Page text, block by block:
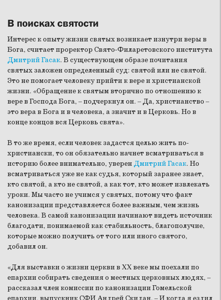
В поисках святости
Интерес к опыту жизни святых возникает изнутри веры в
Бога, считает проректор Свято-Филаретовского института
Дмитрий Гасак. В существующем образе почитания
святых заложен определенный суд: святой или не святой.
Это не помогает человеку прийти к вере и христианской
жизни. «Обращение к святым вторично по отношению к
вере в Господа Бога, – подчеркнул он. – Да, христианство –
это вера в Бога и в человека, а значит и в Церковь. Но в
конце концов вся Церковь свята».
В то же время, если человек задастся целью жить по-
христиански, то он обязательно начнет всматриваться в
историю более внимательно, уверенДмитрий Гасак. Но
всматриваться уже не как судья, который заранее знает,
кто святой, а кто не святой, а как тот, кто может извлекать
уроки. Мы часто не учимся у святых, потому что факт
канонизации представляется более важным, чем жизнь
человека. В самой канонизации начинают видеть источник
благодати, понимаемой как стабильность, благополучие,
которые можно получить от того или иного святого,
добавил он.
«Для выставки о жизни церкви в XX веке мы поехали по
епархии собирать сведения о местных церковных людях, –
рассказал член комиссии по канонизации Гомельской